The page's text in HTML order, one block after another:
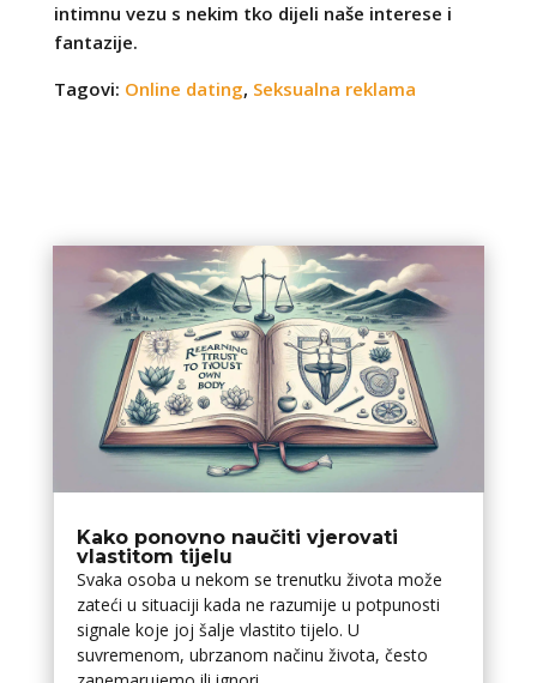
intimnu vezu s nekim tko dijeli naše interese i
fantazije.
Tagovi: Online dating, Seksualna reklama
Kako ponovno naučiti vjerovati
vlastitom tijelu
Svaka osoba u nekom se trenutku života može
zateći u situaciji kada ne razumije u potpunosti
signale koje joj šalje vlastito tijelo. U
suvremenom, ubrzanom načinu života, često